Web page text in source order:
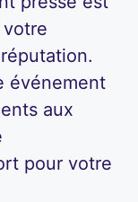
événement
aux
pour votre